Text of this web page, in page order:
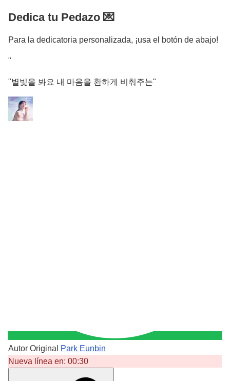
Dedica tu Pedazo 💌
Para la dedicatoria personalizada, ¡usa el botón de abajo!
"
"별빛을 봐요 내 마음을 환하게 비춰주는"
Autor Original
Park Eunbin
Nueva línea en: 00:30